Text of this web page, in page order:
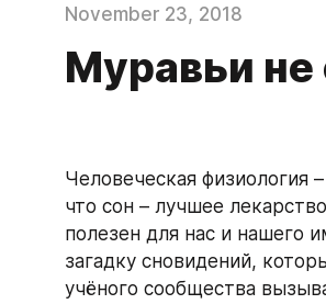
November 23, 2018
Муравьи не
Человеческая физиология
что сон – лучшее
полезен для нас и нашего
загадку сновидений,
учёного сообщества